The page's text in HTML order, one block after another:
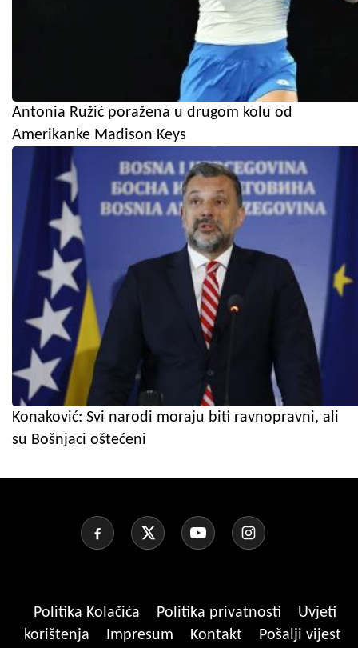
Antonia Ružić poražena u drugom kolu od
Amerikanke Madison Keys
Konaković: Svi narodi moraju biti ravnopravni, ali
su Bošnjaci oštećeni
Politika Kolačića Politika privatnosti
Uvjeti
korištenja
Impresum Kontakt
Pošalji vijest